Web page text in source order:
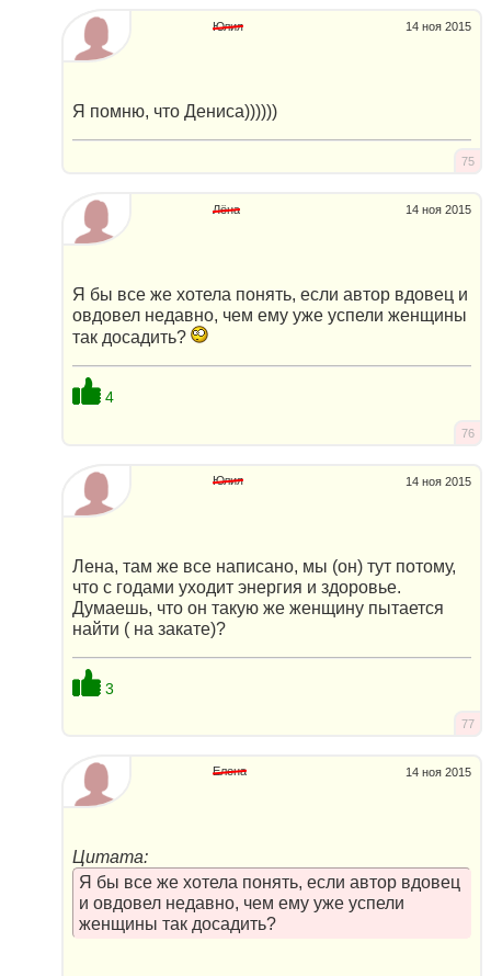
14 ноя 2015
Юлия
Я помню, что Дениса))))))
75
14 ноя 2015
Лёна
Я бы все же хотела понять, если автор вдовец и
овдовел недавно, чем ему уже успели женщины
так досадить?
4
76
14 ноя 2015
Юлия
Лена, там же все написано, мы (он) тут потому,
что с годами уходит энергия и здоровье.
Думаешь, что он такую же женщину пытается
найти ( на закате)?
3
77
14 ноя 2015
Елена
Цитата:
Я бы все же хотела понять, если автор вдовец
и овдовел недавно, чем ему уже успели
женщины так досадить?